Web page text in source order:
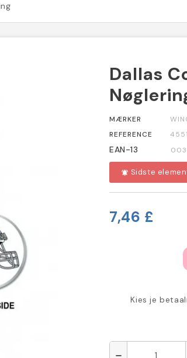
Dallas
MÆRKER
REFERENCE
EAN-13
notifications_active Sidste
7,46 £
Kies je
remove